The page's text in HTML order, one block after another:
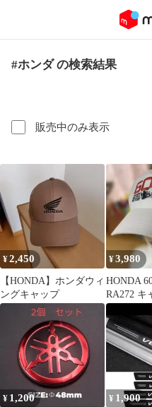
#ホンダ の検索結果
販売中のみ表示
¥2,450
【HONDA】ホンダウィ
ングキャップ
¥3,980
HONDA
RA272 キ
白
¥ 1,200 ¥ 1,900